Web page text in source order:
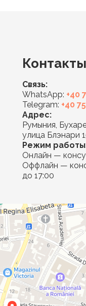
Контакты
Связь:
WhatsApp: +40
Telegram: +40
Адрес:
Румыния,
улица Блэнари
Режим
Онлайн —
Оффлайн —
до 17:00
Mirsee
Юридические услуги в Бухаресте
Адвокаты в Бухаресте